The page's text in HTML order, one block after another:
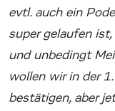
evtl. auch ein
super gelaufen
und unbedingt
wollen wir in der
bestätigen, aber